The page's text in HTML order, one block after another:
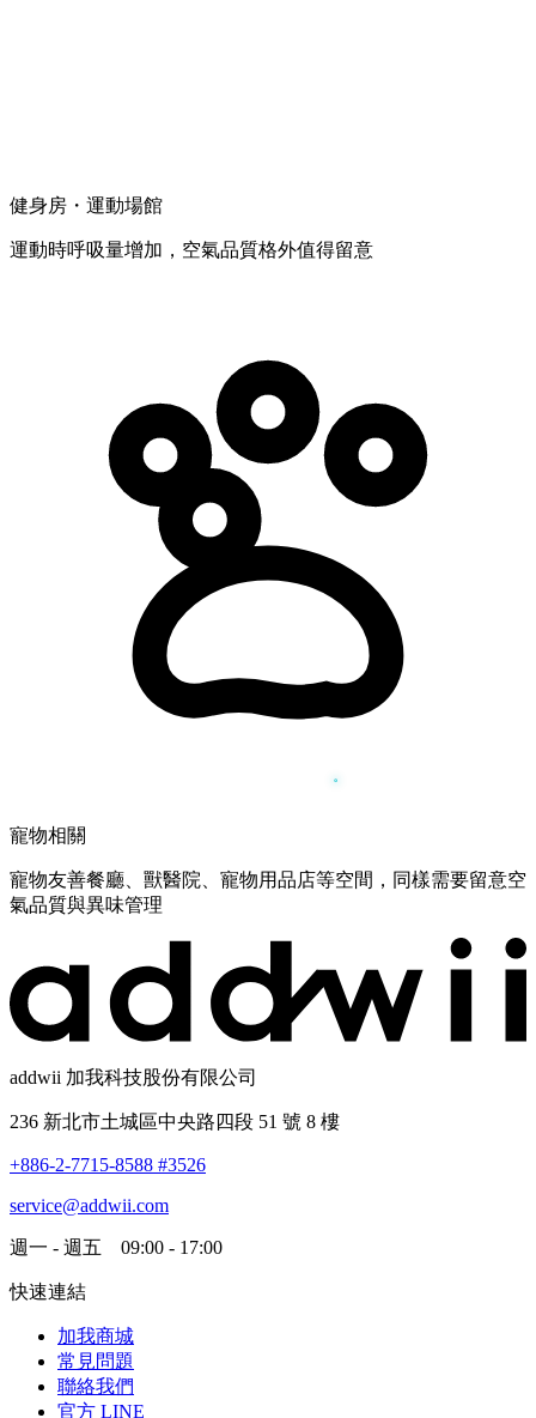
健身房・運動場館
運動時呼吸量增加，空氣品質格外值得留意
寵物相關
寵物友善餐廳、獸醫院、寵物用品店等空間，同樣需要留意空
氣品質與異味管理
addwii 加我科技股份有限公司
236 新北市土城區中央路四段 51 號 8 樓
+886-2-7715-8588 #3526
service@addwii.com
週一 - 週五 09:00 - 17:00
快速連結
加我商城
常見問題
聯絡我們
官方 LINE